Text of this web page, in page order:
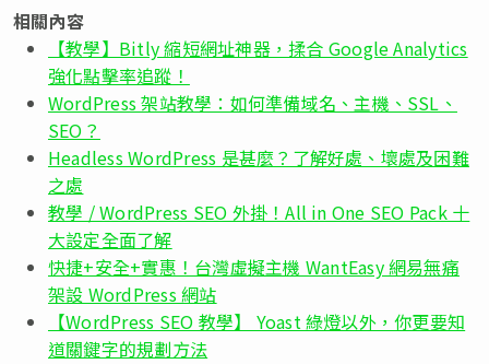
相關內容
【教學】Bitly 縮短網址神器，揉合 Google Analytics
強化點擊率追蹤！
WordPress 架站教學：如何準備域名、主機、SSL、
SEO？
Headless WordPress 是甚麼？了解好處、壞處及困難
之處
教學 / WordPress SEO 外掛！All in One SEO Pack 十
大設定全面了解
快捷+安全+實惠！台灣虛擬主機 WantEasy 網易無痛
架設 WordPress 網站
【WordPress SEO 教學】 Yoast 綠燈以外，你更要知
道關鍵字的規劃方法